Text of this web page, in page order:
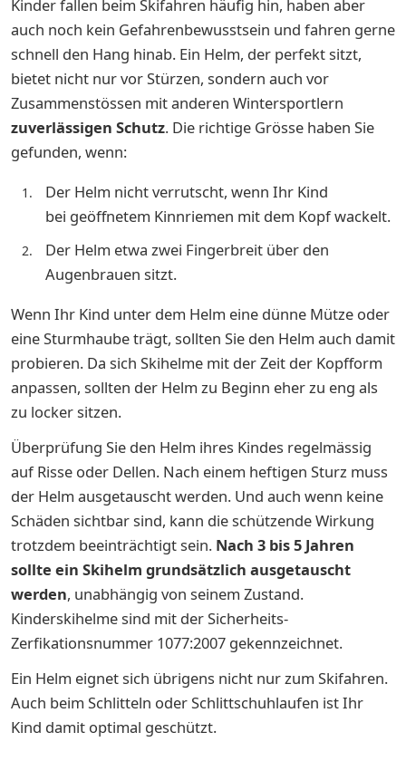
Kinder fallen beim Skifahren häufig hin, haben aber
auch noch kein Gefahrenbewusstsein und fahren gerne
schnell den Hang hinab. Ein Helm, der perfekt sitzt,
bietet nicht nur vor Stürzen, sondern auch vor
Zusammenstössen mit anderen Wintersportlern
zuverlässigen Schutz. Die richtige Grösse haben Sie
gefunden, wenn:
Der Helm nicht verrutscht, wenn Ihr Kind
bei geöffnetem Kinnriemen mit dem Kopf wackelt.
Der Helm etwa zwei Fingerbreit über den
Augenbrauen sitzt.
Wenn Ihr Kind unter dem Helm eine dünne Mütze oder
eine Sturmhaube trägt, sollten Sie den Helm auch damit
probieren. Da sich Skihelme mit der Zeit der Kopfform
anpassen, sollten der Helm zu Beginn eher zu eng als
zu locker sitzen.
Überprüfung Sie den Helm ihres Kindes regelmässig
auf Risse oder Dellen. Nach einem heftigen Sturz muss
der Helm ausgetauscht werden. Und auch wenn keine
Schäden sichtbar sind, kann die schützende Wirkung
trotzdem beeinträchtigt sein. Nach 3 bis 5 Jahren
sollte ein Skihelm grundsätzlich ausgetauscht
werden, unabhängig von seinem Zustand.
Kinderskihelme sind mit der Sicherheits-
Zerfikationsnummer 1077:2007 gekennzeichnet.
Ein Helm eignet sich übrigens nicht nur zum Skifahren.
Auch beim Schlitteln oder Schlittschuhlaufen ist Ihr
Kind damit optimal geschützt.